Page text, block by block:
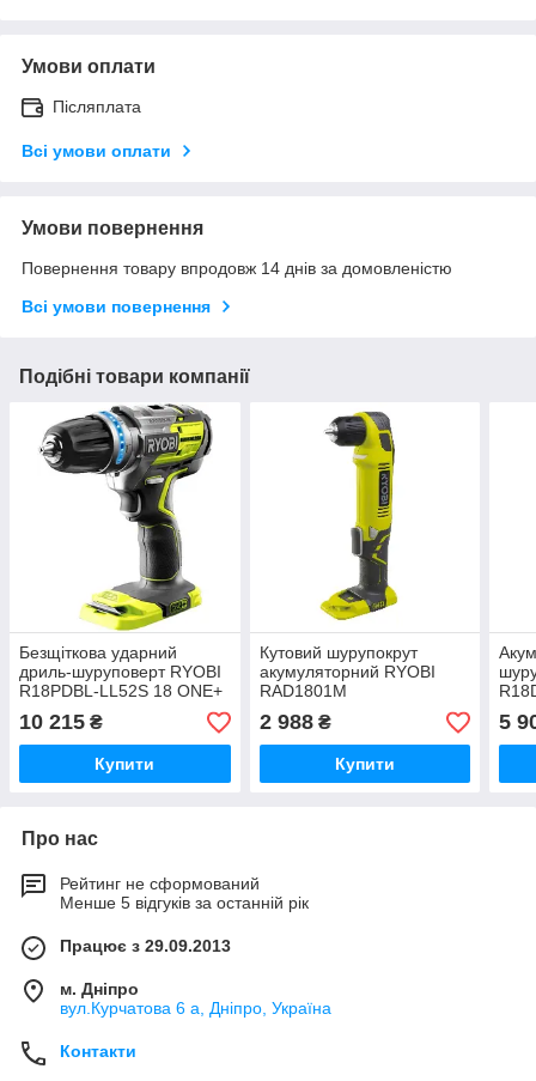
Умови оплати
Післяплата
Всі умови оплати
Умови повернення
Повернення товару впродовж 14 днів за домовленістю
Всі умови повернення
Подібні товари компанії
Безщіткова ударний
дриль-шуруповерт RYOBI
R18PDBL-LL52S 18 ONE+
10 215 ₴
Купити
Кутовий шурупокрут
акумуляторний RYOBI
RAD1801M
2 988₴
Купити
5
Про нас
Рейтинг не сформований
Менше 5 відгуків за останній рік
Працює з 29.09.2013
м. Дніпро
вул.Курчатова 6 а, Дніпро, Україна
Контакти